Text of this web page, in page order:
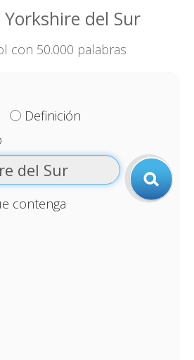
del Sur
con 50.000 palabras
Definición
contenga